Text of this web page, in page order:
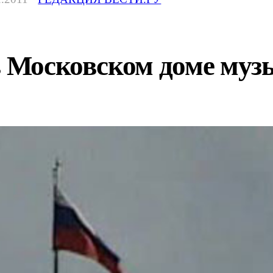
Московском доме